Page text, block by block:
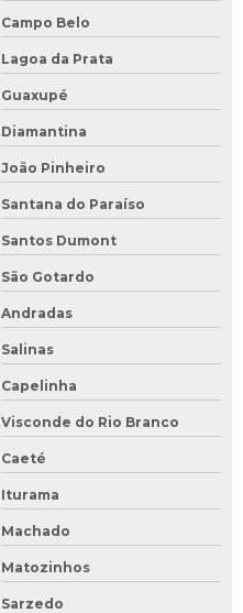
Campo Belo
Lagoa da Prata
Guaxupé
Diamantina
João Pinheiro
Santana do Paraíso
Santos Dumont
São Gotardo
Andradas
Salinas
Capelinha
Visconde do Rio Branco
Caeté
Iturama
Machado
Matozinhos
Sarzedo